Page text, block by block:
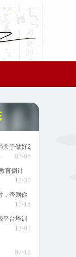
关于做好2
03-05
育倒计
12-30
，否则你
12-15
平台培训
12-01
07-15